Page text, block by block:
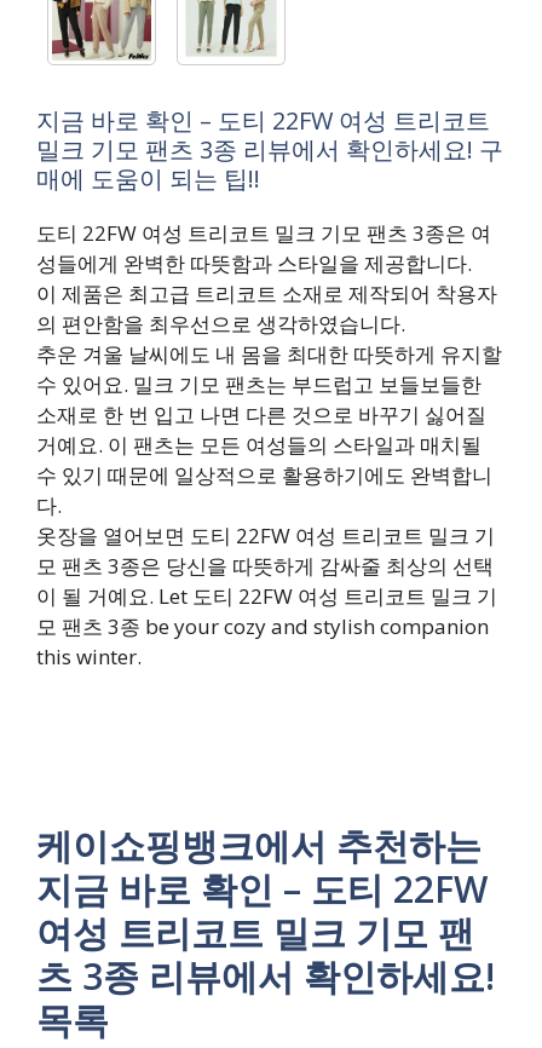
지금 바로 확인 – 도티 22FW 여성 트리코트
밀크 기모 팬츠 3종 리뷰에서 확인하세요! 구
매에 도움이 되는 팁!!
도티 22FW 여성 트리코트 밀크 기모 팬츠 3종은 여
성들에게 완벽한 따뜻함과 스타일을 제공합니다.
이 제품은 최고급 트리코트 소재로 제작되어 착용자
의 편안함을 최우선으로 생각하였습니다.
추운 겨울 날씨에도 내 몸을 최대한 따뜻하게 유지할
수 있어요. 밀크 기모 팬츠는 부드럽고 보들보들한
소재로 한 번 입고 나면 다른 것으로 바꾸기 싫어질
거예요. 이 팬츠는 모든 여성들의 스타일과 매치될
수 있기 때문에 일상적으로 활용하기에도 완벽합니
다.
옷장을 열어보면 도티 22FW 여성 트리코트 밀크 기
모 팬츠 3종은 당신을 따뜻하게 감싸줄 최상의 선택
이 될 거예요. Let 도티 22FW 여성 트리코트 밀크 기
모 팬츠 3종 be your cozy and stylish companion
this winter.
케이쇼핑뱅크에서 추천하는
지금 바로 확인 – 도티 22FW
여성 트리코트 밀크 기모 팬
츠 3종 리뷰에서 확인하세요!
목록